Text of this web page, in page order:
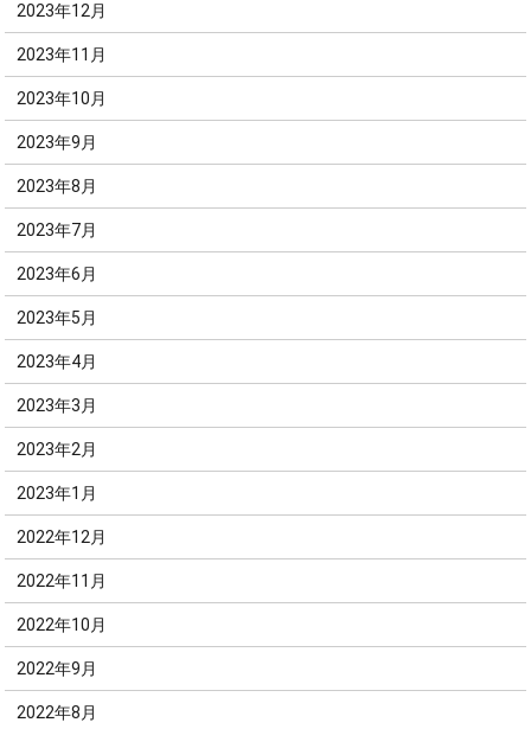
2023年12月
2023年11月
2023年10月
2023年9月
2023年8月
2023年7月
2023年6月
2023年5月
2023年4月
2023年3月
2023年2月
2023年1月
2022年12月
2022年11月
2022年10月
2022年9月
2022年8月